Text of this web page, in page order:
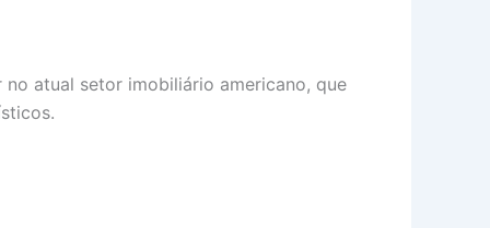
atual setor imobiliário americano, que